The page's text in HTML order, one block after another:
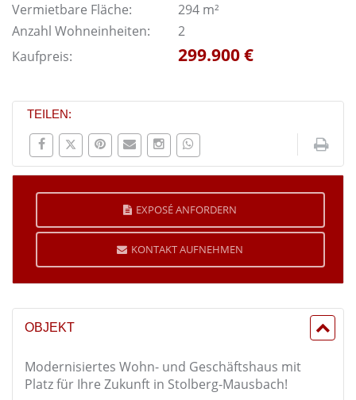
Vermietbare Fläche:
294 m²
Anzahl Wohneinheiten:
2
Kaufpreis:
299.900 €
TEILEN:
EXPOSÉ ANFORDERN
KONTAKT AUFNEHMEN
OBJEKT
Modernisiertes Wohn- und Geschäftshaus mit
Platz für Ihre Zukunft in Stolberg-Mausbach!